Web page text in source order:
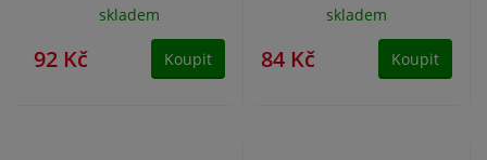
skladem
92 Kč Koupit
skladem
84 Kč Koupit